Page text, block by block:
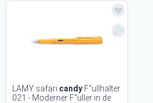
LAMY safari candy F"ullhalter
021 - Moderner F"uller in de